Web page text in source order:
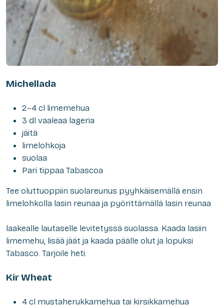
Michellada
2–4 cl limemehua
3 dl vaaleaa lageria
jäitä
limelohkoja
suolaa
Pari tippaa Tabascoa
Tee oluttuoppiin suolareunus pyyhkäisemällä ensin
limelohkolla lasin reunaa ja pyörittämällä lasin reunaa
laakealle lautaselle levitetyssä suolassa. Kaada lasiin
limemehu, lisää jäät ja kaada päälle olut ja lopuksi
Tabasco. Tarjoile heti.
Kir Wheat
4 cl mustaherukkamehua tai kirsikkamehua